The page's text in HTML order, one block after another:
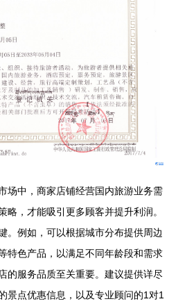
场中，商家店铺经营国内旅游业务需
略，才能吸引更多顾客并提升利润。
。例如，可以根据城市分布提供周边
特色产品，以满足不同年龄段和需求
的服务品质至关重要。建议提供详尽
景点优惠信息，以及专业顾问的1对1